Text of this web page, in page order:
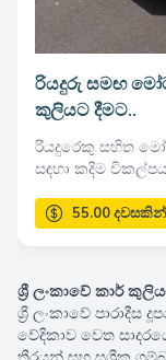
රියදුරු සමඟ
කුලියට දීමට..
රියදුරෙකු සහිත
සඳහා කදිම
ශ්‍රී ලංකාවේ කාර්
ශ්‍රී ලංකාවේ පාරාදීස
වේදිකාව වෙත